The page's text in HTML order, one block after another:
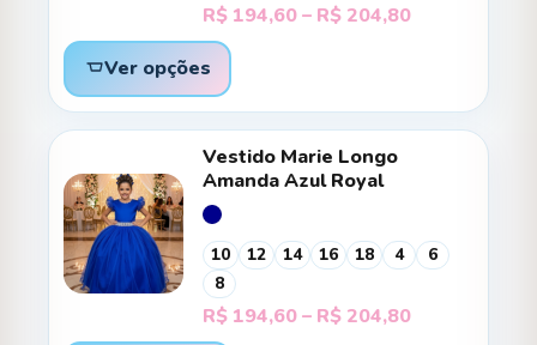
R$ 194,60– R$ 204,80Faixa
R$ 194,60
através
R$ 204,80
Ver opções
Vestido Marie Longo
Amanda Azul Royal
10 12 14 16 18 4
6
8
R$ 194,60– R$ 204,80Faixa